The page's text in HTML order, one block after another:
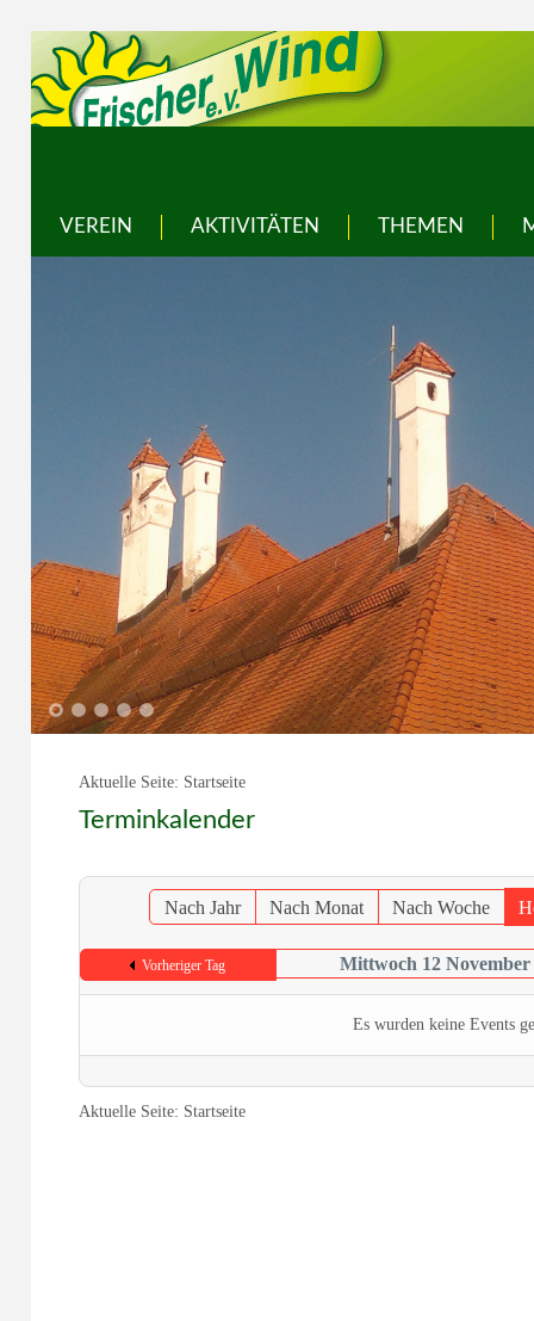
VEREIN AKTIVITÄTEN THEMEN
1 2 3 4 5
Aktuelle Seite: Startseite
Terminkalender
Nach Jahr Nach Monat Nach Woche
Vorheriger Tag Mittwoch 12 November
Es wurden keine Events
Aktuelle Seite: Startseite